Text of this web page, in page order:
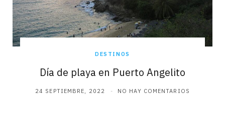
DESTINOS
Día de playa en Puerto Angelito
24 SEPTIEMBRE, 2022 NO HAY COMENTARIOS